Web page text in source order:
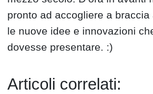
pronto ad accogliere a braccia
le nuove idee e innovazioni
dovesse presentare. :)
Articoli correlati: